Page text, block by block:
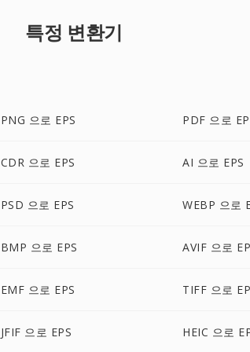
특정 변환기
PNG 으로 EPS PDF 으로
CDR 으로 EPS AI 으로 EPS
PSD 으로 EPS WEBP 으로
BMP 으로 EPS AVIF 으로
EMF 으로 EPS TIFF 으로
JFIF 으로 EPS HEIC 으로